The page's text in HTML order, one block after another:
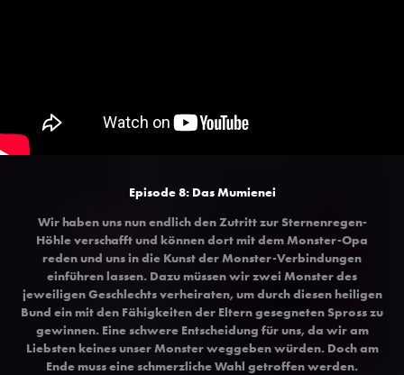
Episode 8: Das Mumienei
Wir haben uns nun endlich den Zutritt zur Sternenregen-
Höhle verschafft und können dort mit dem Monster-Opa
reden und uns in die Kunst der Monster-Verbindungen
einführen lassen. Dazu müssen wir zwei Monster des
jeweiligen Geschlechts verheiraten, um durch diesen heiligen
Bund ein mit den Fähigkeiten der Eltern gesegneten Spross zu
gewinnen. Eine schwere Entscheidung für uns, da wir am
Liebsten keines unser Monster weggeben würden. Doch am
Ende muss eine schmerzliche Wahl getroffen werden.